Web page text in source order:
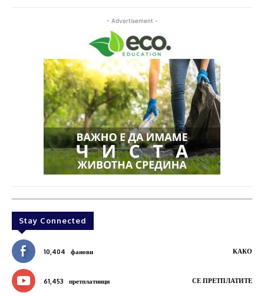
- Advertisement -
Stay Connected
10,404 фанови КАКО
61,453 претплатници СЕ ПРЕТПЛАТИТЕ